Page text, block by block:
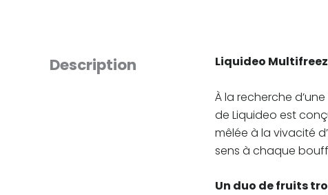
Description Liquideo
À la recherche
de Liquideo est
mêlée à la vivacité
sens à chaque
Un duo de fruits